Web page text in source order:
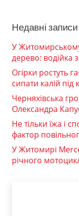
Недавні записи
У
дерево: водійка
Огірки ростуть
сипати калій під
Черняхівська
Олександра
Не тільки їжа і
фактор
У Житомирі
річного